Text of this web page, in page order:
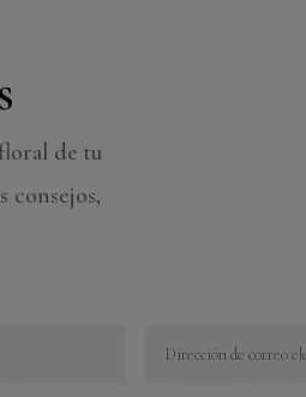
de tu
consejos,